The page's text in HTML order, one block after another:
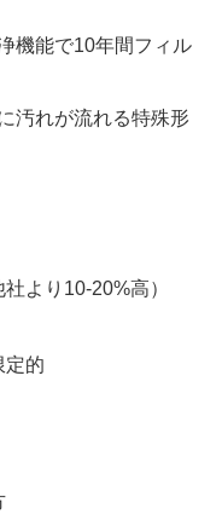
機能で10年間フィル
汚れが流れる特殊形
より10-20%高）
定的